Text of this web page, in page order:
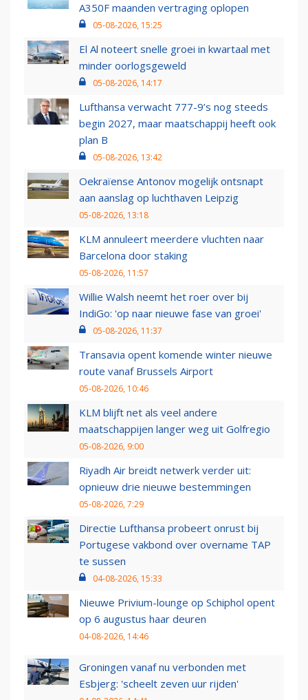
A350F maanden vertraging oplopen
05-08-2026, 15:25
El Al noteert snelle groei in kwartaal met
minder oorlogsgeweld
05-08-2026, 14:17
Lufthansa verwacht 777-9’s nog steeds
begin 2027, maar maatschappij heeft ook
plan B
05-08-2026, 13:42
Oekraïense Antonov mogelijk ontsnapt
aan aanslag op luchthaven Leipzig
05-08-2026, 13:18
KLM annuleert meerdere vluchten naar
Barcelona door staking
05-08-2026, 11:57
Willie Walsh neemt het roer over bij
IndiGo: 'op naar nieuwe fase van groei'
05-08-2026, 11:37
Transavia opent komende winter nieuwe
route vanaf Brussels Airport
05-08-2026, 10:46
KLM blijft net als veel andere
maatschappijen langer weg uit Golfregio
05-08-2026, 9:00
Riyadh Air breidt netwerk verder uit:
opnieuw drie nieuwe bestemmingen
05-08-2026, 7:29
Directie Lufthansa probeert onrust bij
Portugese vakbond over overname TAP
te sussen
04-08-2026, 15:33
Nieuwe Privium-lounge op Schiphol opent
op 6 augustus haar deuren
04-08-2026, 14:46
Groningen vanaf nu verbonden met
Esbjerg: 'scheelt zeven uur rijden'